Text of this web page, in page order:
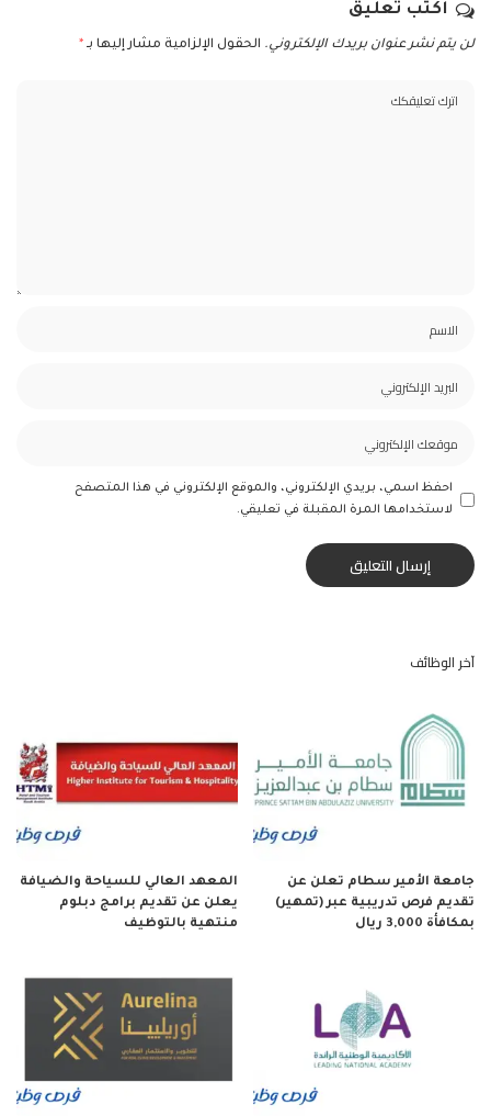
اكتب تعليق
لن يتم نشر عنوان بريدك الإلكتروني. الحقول الإلزامية مشار إليها بـ *
احفظ اسمي، بريدي الإلكتروني، والموقع الإلكتروني في هذا المتصفح
لاستخدامها المرة المقبلة في تعليقي.
آخر الوظائف
جامعة الأمير سطام تعلن عن
تقديم فرص تدريبية عبر (تمهير)
بمكافأة 3,000 ريال
المعهد العالي للسياحة والضيافة
يعلن عن تقديم برامج دبلوم
منتهية بالتوظيف